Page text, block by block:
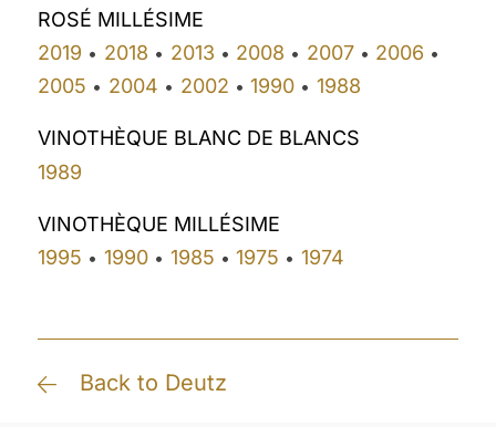
ROSÉ MILLÉSIME
2019 • 2018 • 2013 • 2008 • 2007• 2006 •
2005 • 2004 • 2002 • 1990 • 1988
VINOTHÈQUE BLANC DE BLANCS
1989
VINOTHÈQUE MILLÉSIME
1995 • 1990• 1985 • 1975 • 1974
Back to Deutz